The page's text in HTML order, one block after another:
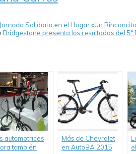
Solidaria en el Hogar «Un
Bridgestone presenta los resultados del
automotrices
también
Más de Chevrolet
en AutoBA 2015